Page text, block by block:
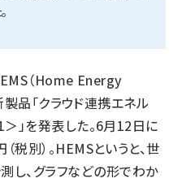
（Home Energy
品「クラウド連携エネル
」を発表した。6月12日に
別）。HEMSというと、世
し、グラフなどの形でわか